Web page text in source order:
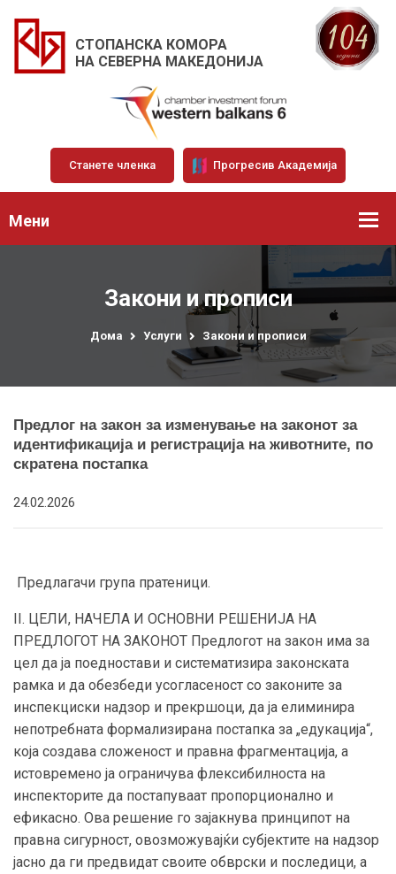
СТОПАНСКА КОМОРА
НА СЕВЕРНА МАКЕДОНИЈА
Станете членка Прогресив Академија
Мени
Закони и прописи
Дома Услуги Закони и прописи
Предлог на закон за изменување на законот за
идентификација и регистрација на животните, по
скратена постапка
24.02.2026
Предлагачи група пратеници.
II. ЦЕЛИ, НАЧЕЛА И ОСНОВНИ РЕШЕНИЈА НА
ПРЕДЛОГОТ НА ЗАКОНОТ Предлогот на закон има за
цел да ја поедностави и систематизира законската
рамка и да обезбеди усогласеност со законите за
инспекциски надзор и прекршоци, да ја елиминира
непотребната формализирана постапка за „едукација“,
која создава сложеност и правна фрагментација, а
истовремено ја ограничува флексибилноста на
инспекторите да постапуваат пропорционално и
ефикасно. Ова решение го зајакнува принципот на
правна сигурност, овозможувајќи субјектите на надзор
јасно да ги предвидат своите обврски и последици, а